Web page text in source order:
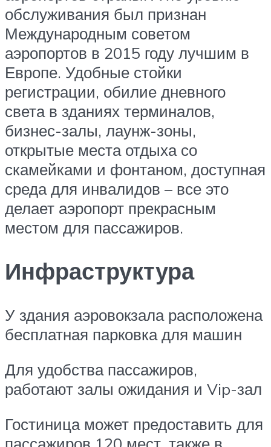
обслуживания был признан
Международным советом
аэропортов в 2015 году лучшим в
Европе. Удобные стойки
регистрации, обилие дневного
света в зданиях терминалов,
бизнес-залы, лаунж-зоны,
открытые места отдыха со
скамейками и фонтаном, доступная
среда для инвалидов – все это
делает аэропорт прекрасным
местом для пассажиров.
Инфраструктура
У здания аэровокзала расположена
бесплатная парковка для машин
Для удобства пассажиров,
работают залы ожидания и Vip-зал
Гостиница может предоставить для
пассажиров 120 мест, также в